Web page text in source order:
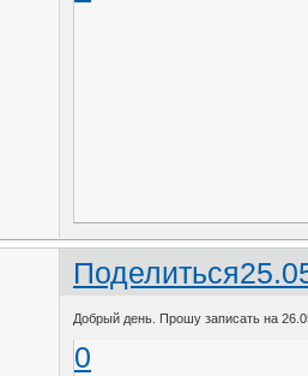
Поделиться
Добрый день. Прошу записать на
0